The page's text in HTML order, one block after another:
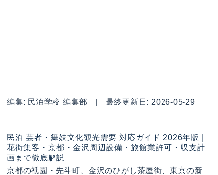
編集: 民泊学校 編集部 | 最終更新日: 2026-05-29
民泊 芸者・舞妓文化観光需要 対応ガイド 2026年版｜
花街集客・京都・金沢周辺設備・旅館業許可・収支計
画まで徹底解説
京都の祇園・先斗町、金沢のひがし茶屋街、東京の新